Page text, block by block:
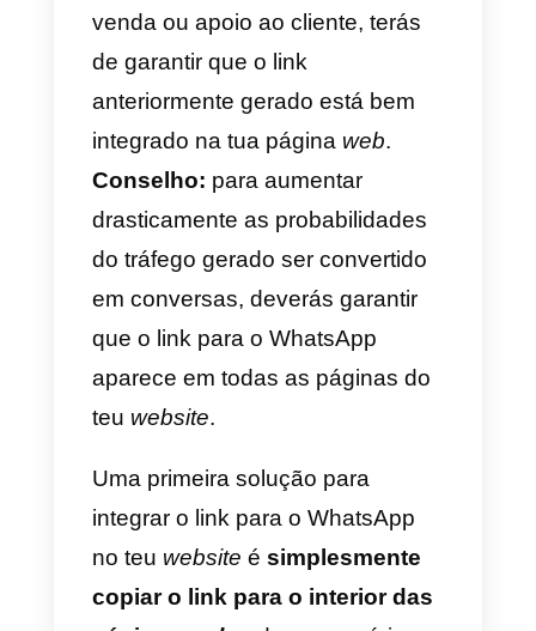
meios informáticos, é possível
gerar um link para o WhatsApp
através de alguns sites que
oferecem essa possibilidade
online, inserindo apenas o
número de telefone.
O primeirositeem que confiar
para gerar um link para o
WhatsApp é o
confortavelmente a mensagem
predefinida através de uma
interface user friendlye intuitiva.